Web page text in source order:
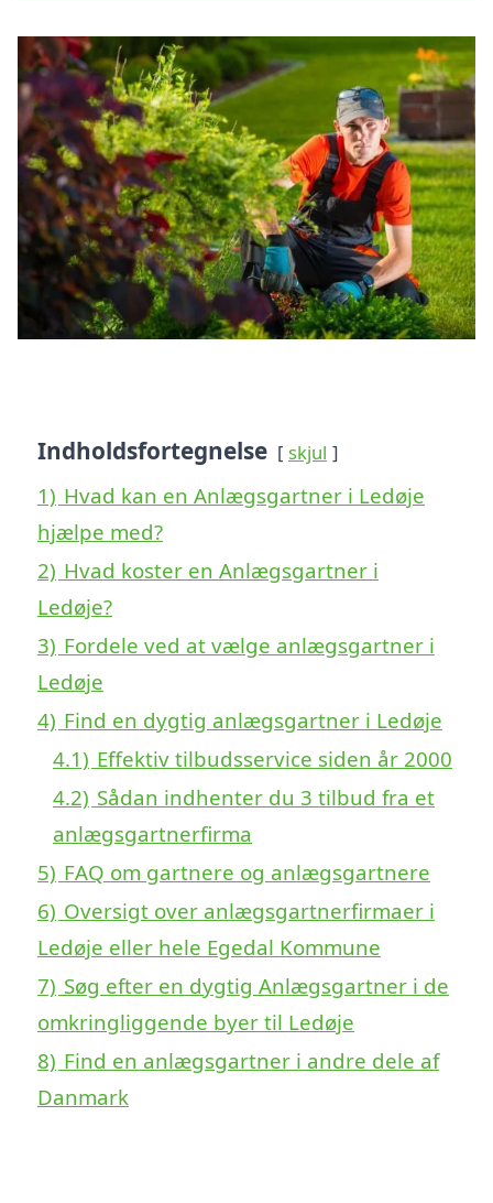
Indholdsfortegnelse skjul
1) Hvad kan en Anlægsgartner i Ledøje
hjælpe med?
2) Hvad koster en Anlægsgartner i
Ledøje?
3) Fordele ved at vælge anlægsgartner i
Ledøje
4) Find en dygtig anlægsgartner i Ledøje
4.1) Effektiv tilbudsservice siden år 2000
4.2) Sådan indhenter du 3 tilbud fra et
anlægsgartnerfirma
5) FAQ om gartnere og anlægsgartnere
6) Oversigt over anlægsgartnerfirmaer i
Ledøje eller hele Egedal Kommune
7) Søg efter en dygtig Anlægsgartner i de
omkringliggende byer til Ledøje
8) Find en anlægsgartner i andre dele af
Danmark